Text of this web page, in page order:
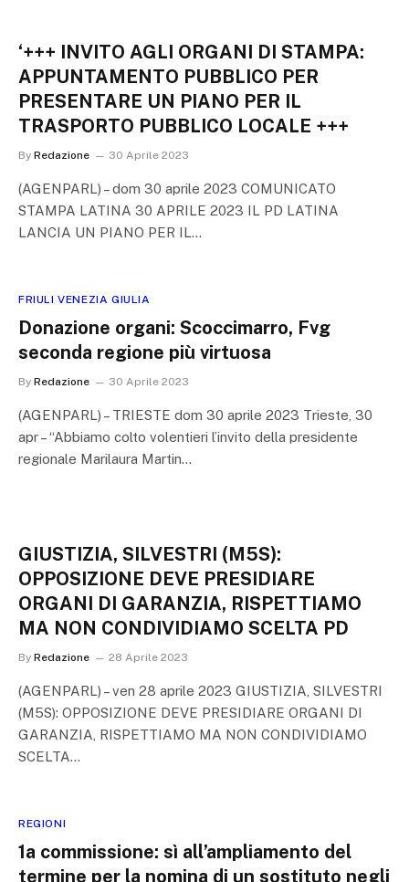
‘+++ INVITO AGLI ORGANI DI STAMPA:
APPUNTAMENTO PUBBLICO PER
PRESENTARE UN PIANO PER IL
TRASPORTO PUBBLICO LOCALE +++
By Redazione 30 Aprile 2023
(AGENPARL) – dom 30 aprile 2023 COMUNICATO
STAMPA LATINA 30 APRILE 2023 IL PD LATINA
LANCIA UN PIANO PER IL…
FRIULI VENEZIA GIULIA
Donazione organi: Scoccimarro, Fvg
seconda regione più virtuosa
By Redazione 30 Aprile 2023
(AGENPARL) – TRIESTE dom 30 aprile 2023 Trieste, 30
apr – “Abbiamo colto volentieri l’invito della presidente
regionale Marilaura Martin…
GIUSTIZIA, SILVESTRI (M5S):
OPPOSIZIONE DEVE PRESIDIARE
ORGANI DI GARANZIA, RISPETTIAMO
MA NON CONDIVIDIAMO SCELTA PD
By Redazione 28 Aprile 2023
(AGENPARL) – ven 28 aprile 2023 GIUSTIZIA, SILVESTRI
(M5S): OPPOSIZIONE DEVE PRESIDIARE ORGANI DI
GARANZIA, RISPETTIAMO MA NON CONDIVIDIAMO
SCELTA…
REGIONI
1a commissione: sì all’ampliamento del
termine per la nomina di un sostituto negli